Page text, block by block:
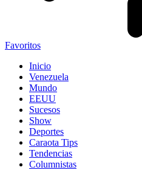
Favoritos
Inicio
Venezuela
Mundo
EEUU
Sucesos
Show
Deportes
Caraota Tips
Tendencias
Columnistas